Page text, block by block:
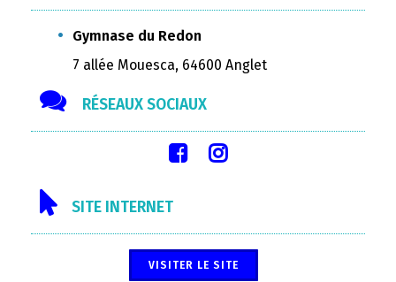
Gymnase du Redon
7 allée Mouesca, 64600 Anglet
RÉSEAUX SOCIAUX
SITE INTERNET
VISITER LE SITE